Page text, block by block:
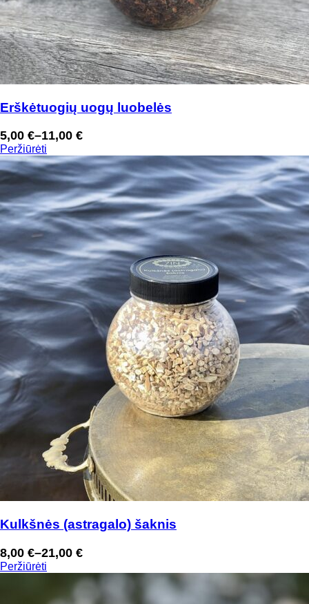
Erškėtuogių uogų luobelės
5,00 €–11,00 €
Price
range:
5,00 €
through
11,00 €
Peržiūrėti
Kulkšnės (astragalo) šaknis
8,00 €–21,00 €
Price
range:
Peržiūrėti